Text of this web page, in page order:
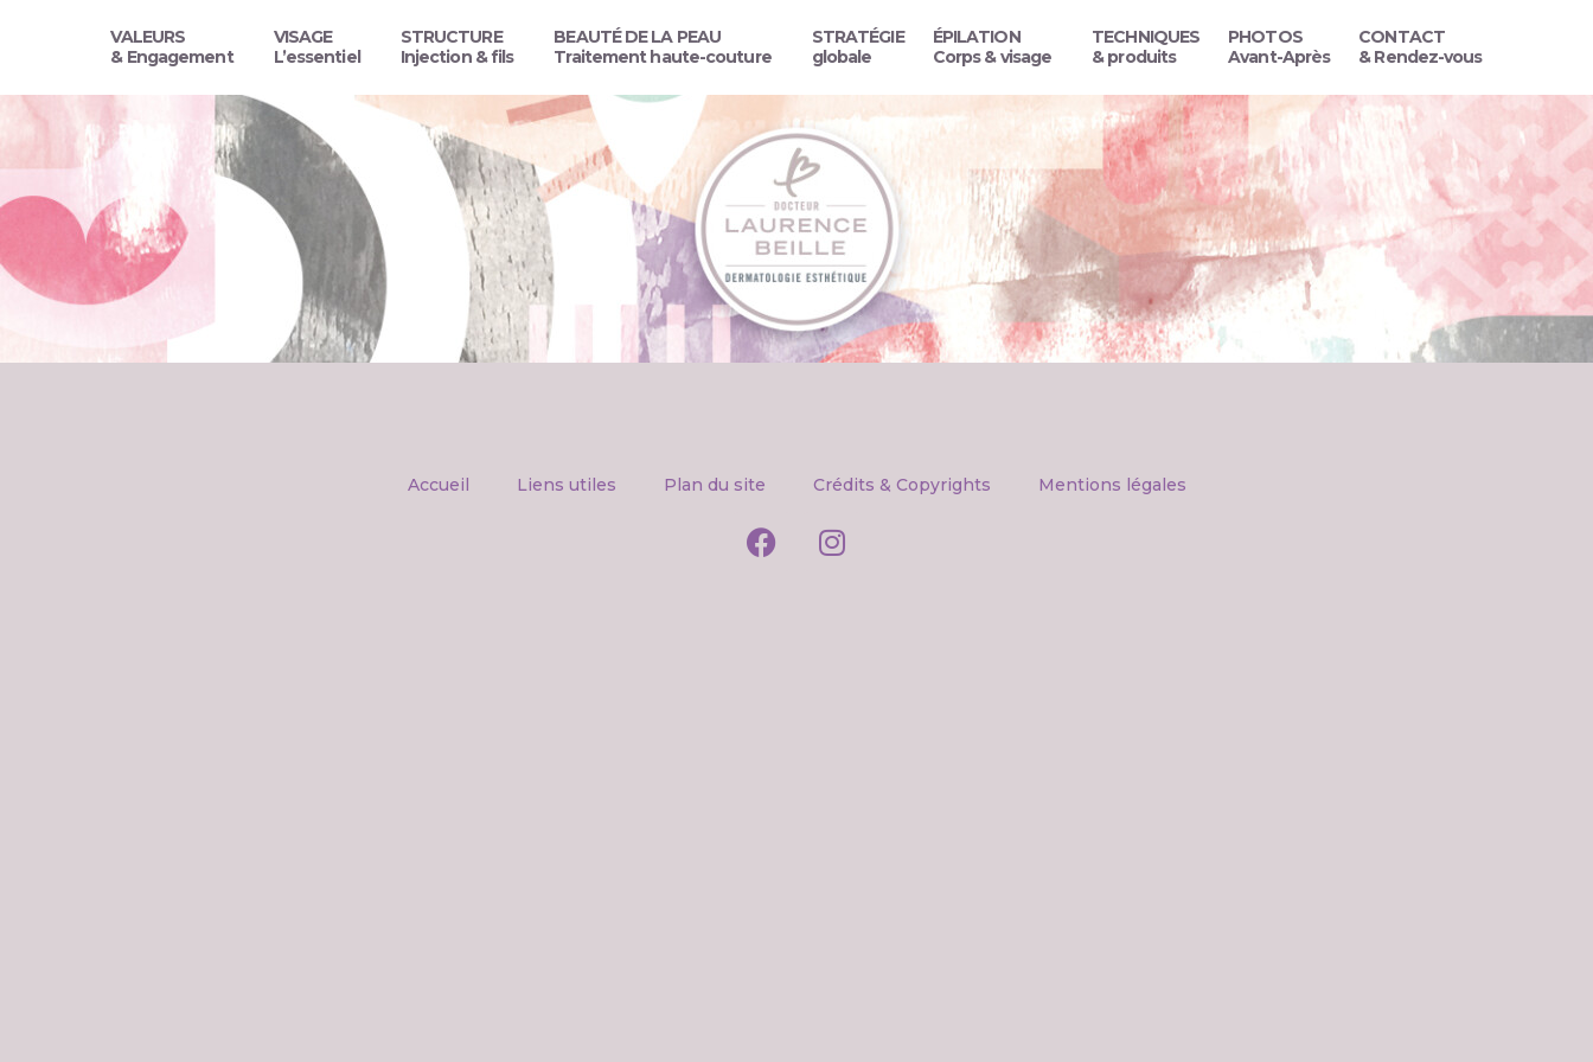
VALEURS
& Engagement
VISAGE
L’essentiel
STRUCTURE
Injection & fils
BEAUTÉ DE LA PEAU
Traitement haute-couture
STRATÉGIE
globale
ÉPILATION
Corps & visage
TECHNIQUES
& produits
PHOTOS
Avant-Après
CONTACT
& Rendez-vous
Accueil Liens utiles Plan du site Crédits & Copyrights Mentions légales